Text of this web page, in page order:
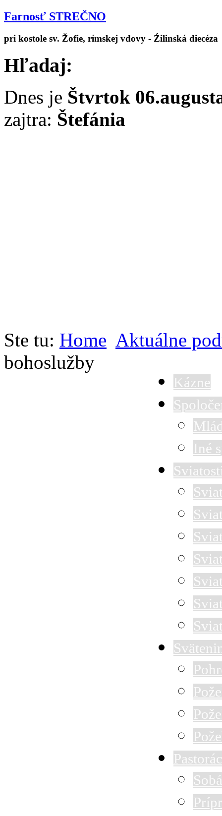
Farnosť STREČNO
pri kostole sv. Žofie, rímskej vdovy - Źilinská diecéza
Hľadaj:
Dnes je Štvrtok
zajtra: Štefánia
Ste tu: Home Aktuálne
bohoslužby
Kázne
Iné